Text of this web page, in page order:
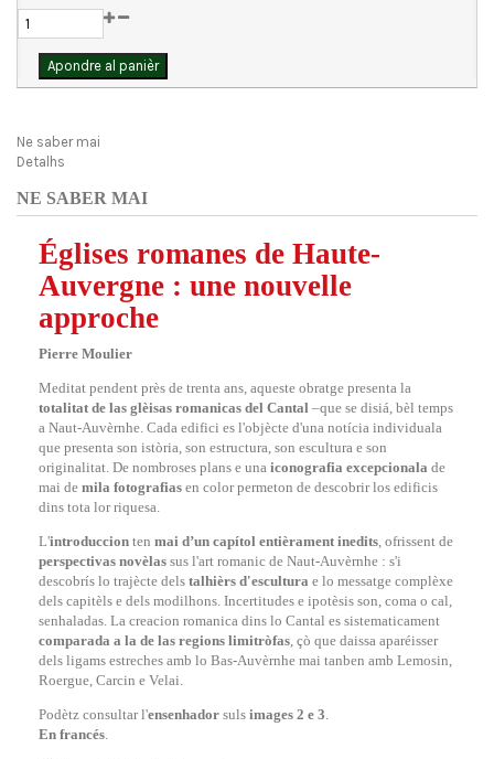
Apondre al panièr
Ne saber mai
Detalhs
NE SABER MAI
Églises romanes de Haute-
Auvergne : une nouvelle
approche
Pierre Moulier
Meditat pendent près de trenta ans, aqueste obratge presenta la
totalitat de las glèisas romanicas del Cantal –que se disiá, bèl temps
a Naut-Auvèrnhe. Cada edifici es l'objècte d'una notícia individuala
que presenta son istòria, son estructura, son escultura e son
originalitat. De nombroses plans e una iconografia excepcionala de
mai de mila fotografias en color permeton de descobrir los edificis
dins tota lor riquesa.
L'introduccion ten mai d’un capítol entièrament inedits, ofrissent de
perspectivas novèlas sus l'art romanic de Naut-Auvèrnhe : s'i
descobrís lo trajècte dels talhièrs d'escultura e lo messatge complèxe
dels capitèls e dels modilhons. Incertitudes e ipotèsis son, coma o cal,
senhaladas. La creacion romanica dins lo Cantal es sistematicament
comparada a la de las regions limitròfas, çò que daissa aparéisser
dels ligams estreches amb lo Bas-Auvèrnhe mai tanben amb Lemosin,
Roergue, Carcin e Velai.
Podètz consultar l'ensenhador suls images 2 e 3.
En francés.